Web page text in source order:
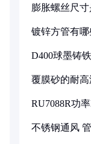
膨胀螺丝尺
镀锌方管有
D400球墨铸
覆膜砂的耐
RU7088R功
不锈钢通风